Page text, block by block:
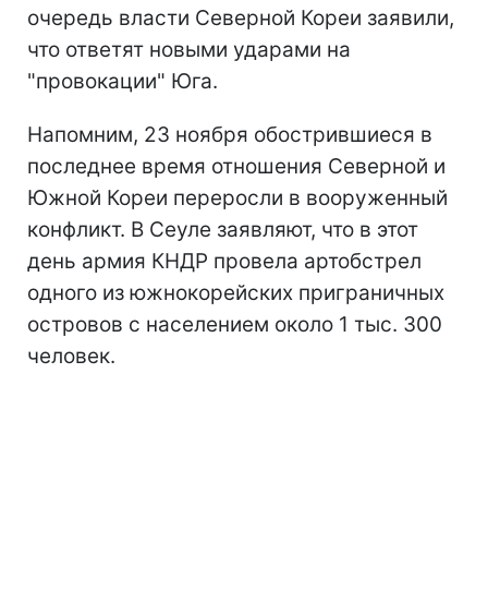
очередь власти Северной Кореи заявили,
что ответят новыми ударами на
"провокации" Юга.
Напомним, 23 ноября обострившиеся в
последнее время отношения Северной и
Южной Кореи переросли в вооруженный
конфликт. В Сеуле заявляют, что в этот
день армия КНДР провела артобстрел
одного из южнокорейских приграничных
островов с населением около 1 тыс. 300
человек.